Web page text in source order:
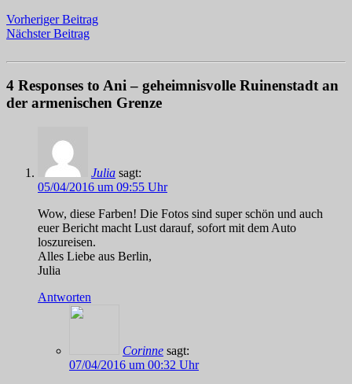
Vorheriger Beitrag
Nächster Beitrag
4 Responses to Ani – geheimnisvolle Ruinenstadt an
der armenischen Grenze
Julia sagt:
05/04/2016 um 09:55 Uhr
Wow, diese Farben! Die Fotos sind super schön und auch
euer Bericht macht Lust darauf, sofort mit dem Auto
loszureisen.
Alles Liebe aus Berlin,
Julia
Antworten
Corinne sagt:
07/04/2016 um 00:32 Uhr